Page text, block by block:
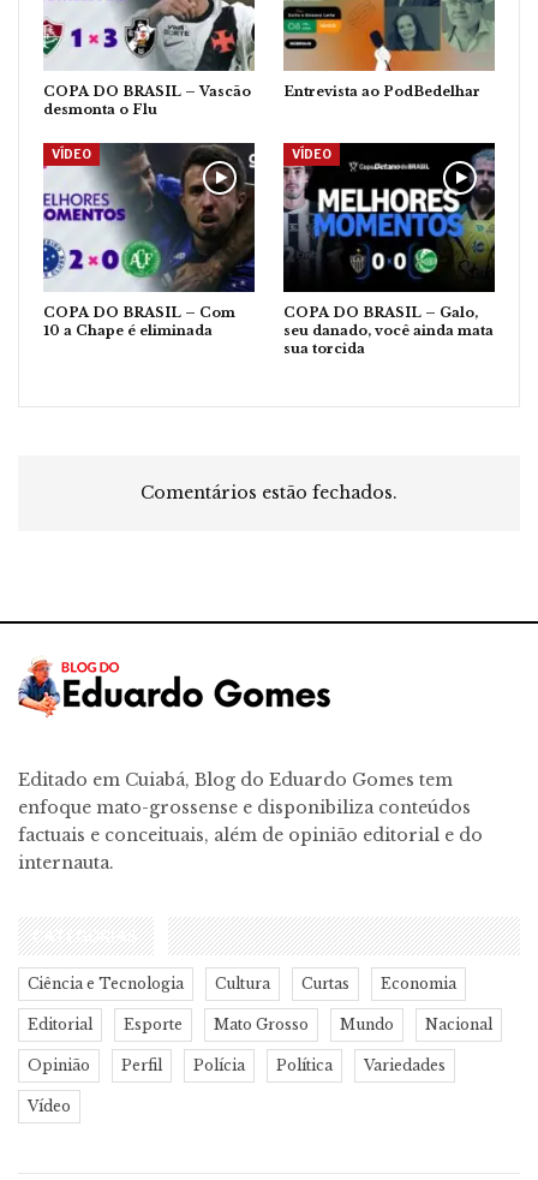
COPA DO BRASIL – Vascão
desmonta o Flu
Entrevista ao PodBedelhar
VÍDEO
COPA DO BRASIL – Com
10 a Chape é eliminada
VÍDEO
COPA DO BRASIL – Galo,
seu danado, você ainda mata
sua torcida
Comentários estão fechados.
Editado em Cuiabá, Blog do Eduardo Gomes tem
enfoque mato-grossense e disponibiliza conteúdos
factuais e conceituais, além de opinião editorial e do
internauta.
CATEGORIAS
Ciência e Tecnologia Cultura Curtas Economia
Editorial Esporte Mato Grosso Mundo Nacional
Opinião Perfil Polícia Política Variedades
Vídeo